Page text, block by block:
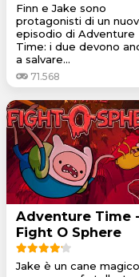
Finn e Jake sono
protagonisti di un
episodio di Adventure
Time: i due devono
a salvare...
71.568
Adventure Time -
Fight O Sphere
Jake è un cane